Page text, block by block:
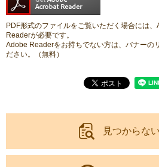
PDF形式のファイルをご覧いただく場合には
Readerが必要です。
Adobe Readerをお持ちでない方は、バナーの
ださい。（無料）
見つからな